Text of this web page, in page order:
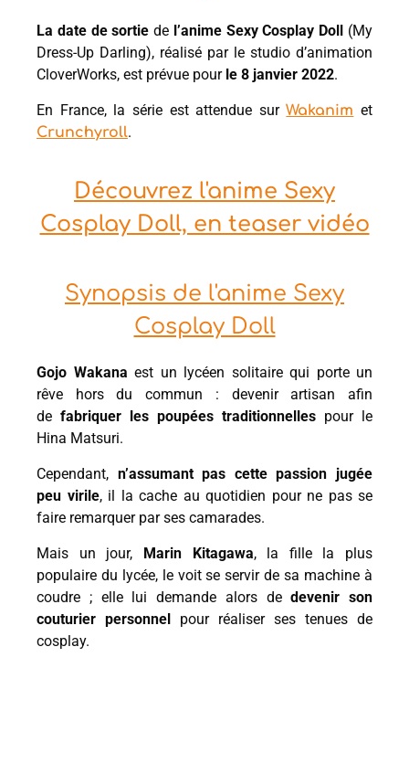
La date de sortie de l’anime Sexy Cosplay Doll (My
Dress-Up Darling), réalisé par le studio d’animation
CloverWorks, est prévue pour le 8 janvier 2022.
En France, la série est attendue surWakanim et
Crunchyroll.
Découvrez l'anime Sexy
Cosplay Doll, en teaser vidéo
Synopsis de l'anime Sexy
Cosplay Doll
Gojo Wakana est un lycéen solitaire qui porte un
rêve hors du commun : devenir artisan afin
de fabriquer les poupées traditionnelles pour le
Hina Matsuri.
Cependant, n’assumant pas cette passion jugée
peu virile, il la cache au quotidien pour ne pas se
faire remarquer par ses camarades.
Mais un jour, Marin Kitagawa, la fille la plus
populaire du lycée, le voit se servir de sa machine à
coudre ; elle lui demande alors dedevenir son
couturier personnel
pour réaliser ses tenues de
cosplay.